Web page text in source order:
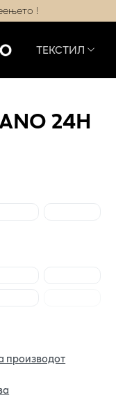
!
ТЕКСТИЛ
24H
производот